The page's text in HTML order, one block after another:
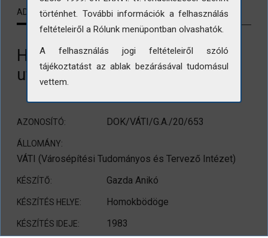
ADATLAP KAPCSOLÓDÓ TARTALMAK
Homokbödöge. Dózsa György
utca 12-14-16.
AZONOSÍTÓ: DOK/VÁTI/G.A./20/653
ÁLLOMÁNY:
VÁTI (Városépítési Tudományos és Tervező Intézet)
KÉSZÍTŐ: Gazda Anikó
KÉSZÍTÉS HELYE: Homokbödöge
KÉSZÍTÉS IDEJE: 1983
történhet. További információk a felhasználás
feltételeiről a Rólunk menüpontban olvashatók.
A felhasználás jogi feltételeiről szóló
tájékoztatást az ablak bezárásával tudomásul
vettem.